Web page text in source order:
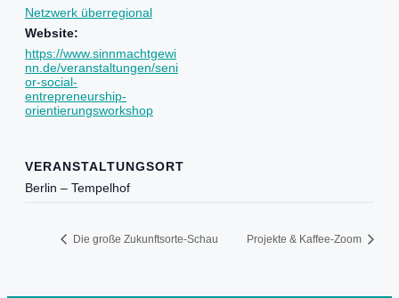
Netzwerk überregional
Website:
https://www.sinnmachtgewi
nn.de/veranstaltungen/seni
or-social-
entrepreneurship-
orientierungsworkshop
VERANSTALTUNGSORT
Berlin – Tempelhof
Die große Zukunftsorte-Schau Projekte & Kaffee-Zoom